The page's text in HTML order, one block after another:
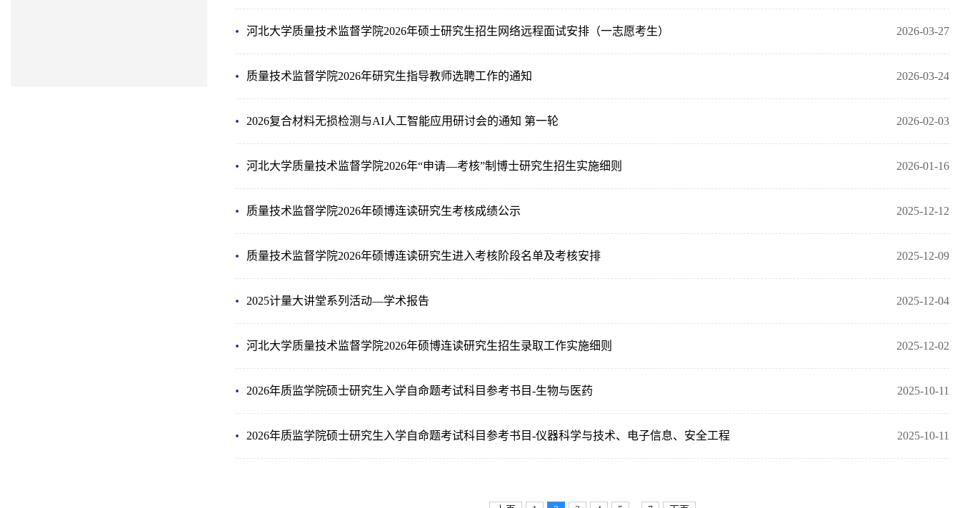
2026-03-27
河北大学质量技术监督学院2026年硕士研究生招生网络远程面试安排（一志愿考生）
2026-03-24
质量技术监督学院2026年研究生指导教师选聘工作的通知
2026-02-03
2026复合材料无损检测与AI人工智能应用研讨会的通知 第一轮
2026-01-16
河北大学质量技术监督学院2026年“申请—考核”制博士研究生招生实施细则
2025-12-12
质量技术监督学院2026年硕博连读研究生考核成绩公示
2025-12-09
质量技术监督学院2026年硕博连读研究生进入考核阶段名单及考核安排
2025-12-04
2025计量大讲堂系列活动—学术报告
2025-12-02
河北大学质量技术监督学院2026年硕博连读研究生招生录取工作实施细则
2025-10-11
2026年质监学院硕士研究生入学自命题考试科目参考书目-生物与医药
2025-10-11
2026年质监学院硕士研究生入学自命题考试科目参考书目-仪器科学与技术、电子信息、安全工程